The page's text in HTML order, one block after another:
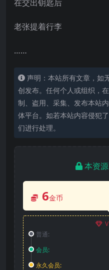
在交出钥匙后
老张提着行李
……
声明：本站所有文章，如
创发布。任何个人或组织，
制、盗用、采集、发布本站
体平台。如若本站内容侵犯
们进行处理。
本资
6金币
普通:
会员:
永久会员: